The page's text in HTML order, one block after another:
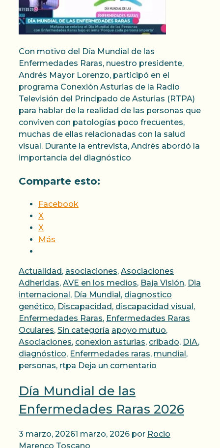
Con motivo del Día Mundial de las
Enfermedades Raras, nuestro presidente,
Andrés Mayor Lorenzo, participó en el
programa Conexión Asturias de la Radio
Televisión del Principado de Asturias (RTPA)
para hablar de la realidad de las personas que
conviven con patologías poco frecuentes,
muchas de ellas relacionadas con la salud
visual. Durante la entrevista, Andrés abordó la
importancia del diagnóstico
Comparte esto:
Facebook
X
X
Más
Categorías
Actualidad, asociaciones, Asociaciones
Adheridas, AVE en los medios, Baja Visión, Dia
internacional, Día Mundial, diagnostico
genético, Discapacidad, discapacidad visual,
Enfermedades Raras, Enfermedades Raras
Oculares, Sin categoría Etiquetas
apoyo mutuo,
Asociaciones, conexion asturias, cribado, DIA,
diagnóstico, Enfermedades raras, mundial,
personas, rtpa Deja un comentario
Día Mundial de las
Enfermedades Raras 2026
3 marzo, 20261 marzo, 2026 por Rocio
Marenco Toscano